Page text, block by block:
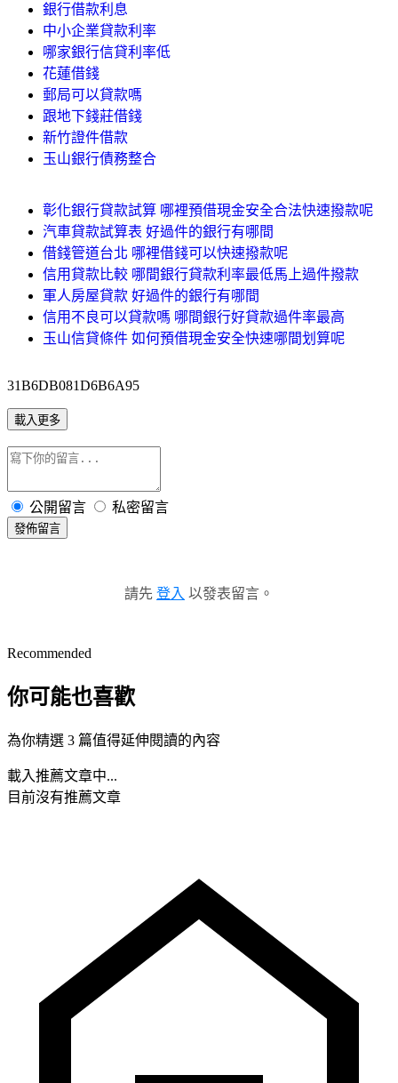
銀行借款利息
中小企業貸款利率
哪家銀行信貸利率低
花蓮借錢
郵局可以貸款嗎
跟地下錢莊借錢
新竹證件借款
玉山銀行債務整合
彰化銀行貸款試算 哪裡預借現金安全合法快速撥款呢
汽車貸款試算表 好過件的銀行有哪間
借錢管道台北 哪裡借錢可以快速撥款呢
信用貸款比較 哪間銀行貸款利率最低馬上過件撥款
軍人房屋貸款 好過件的銀行有哪間
信用不良可以貸款嗎 哪間銀行好貸款過件率最高
玉山信貸條件 如何預借現金安全快速哪間划算呢
31B6DB081D6B6A95
載入更多
公開留言 私密留言
發佈留言
請先 登入 以發表留言。
Recommended
你可能也喜歡
為你精選 3 篇值得延伸閱讀的內容
載入推薦文章中...
目前沒有推薦文章